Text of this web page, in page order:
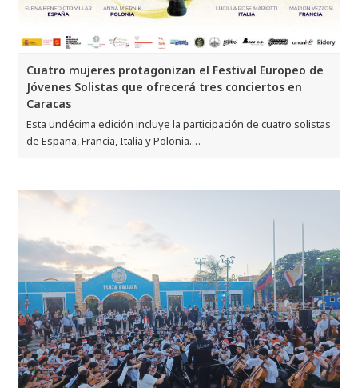
Cuatro mujeres protagonizan el Festival Europeo de
Jóvenes Solistas que ofrecerá tres conciertos en
Caracas
Esta undécima edición incluye la participación de cuatro solistas
de España, Francia, Italia y Polonia.…